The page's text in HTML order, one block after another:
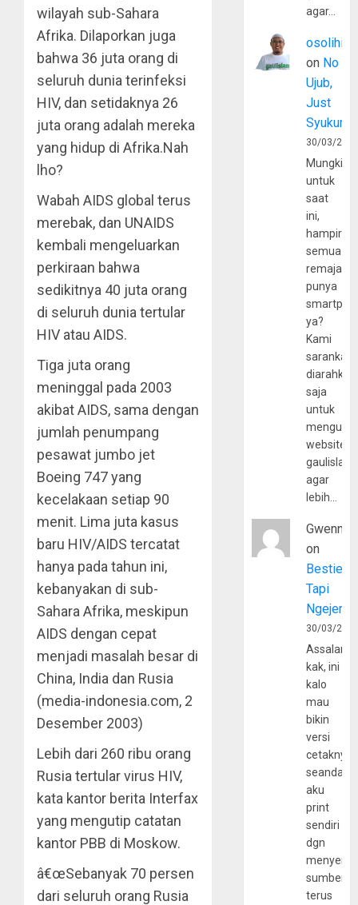
wilayah sub-Sahara
Afrika. Dilaporkan juga
bahwa 36 juta orang di
seluruh dunia terinfeksi
HIV, dan setidaknya 26
juta orang adalah mereka
yang hidup di Afrika.Nah
lho?
Wabah AIDS global terus
merebak, dan UNAIDS
kembali mengeluarkan
perkiraan bahwa
sedikitnya 40 juta orang
di seluruh dunia tertular
HIV atau AIDS.
Tiga juta orang
meninggal pada 2003
akibat AIDS, sama dengan
jumlah penumpang
pesawat jumbo jet
Boeing 747 yang
kecelakaan setiap 90
menit. Lima juta kasus
baru HIV/AIDS tercatat
hanya pada tahun ini,
kebanyakan di sub-
Sahara Afrika, meskipun
AIDS dengan cepat
menjadi masalah besar di
China, India dan Rusia
(media-indonesia.com, 2
Desember 2003)
Lebih dari 260 ribu orang
Rusia tertular virus HIV,
kata kantor berita Interfax
yang mengutip catatan
kantor PBB di Moskow.
â€œSebanyak 70 persen
dari seluruh orang Rusia
agar…
osolihin
on No
Ujub,
Just
Syukur
30/03/
Mungkin
untuk
saat
ini,
hampir
semua
remaja
punya
ya?
Kami
sarankan,
diarahkan
saja
untuk
website
agar
lebih…
Gwenny
on
Bestie
Tapi
30/03/
kak, ini
kalo
mau
bikin
versi
cetaknya
aku
print
sendiri
dgn
sumber
terus